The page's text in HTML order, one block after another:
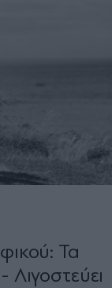
Τα
Λιγοστεύει